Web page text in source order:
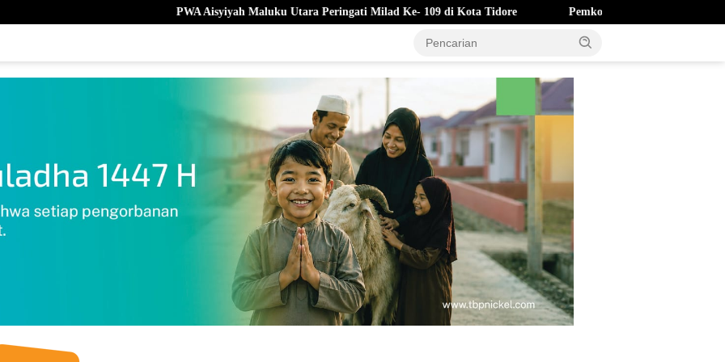
PWA Aisyiyah Maluku Utara Peringati Milad Ke- 109 di Kota Tidore Pemkot Ternate Hapus Denda Pajak Daerah